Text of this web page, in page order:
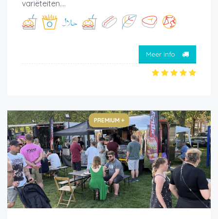
variëteiten....
Meer info
PREMIUM +